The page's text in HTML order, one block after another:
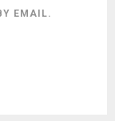
EMAIL.